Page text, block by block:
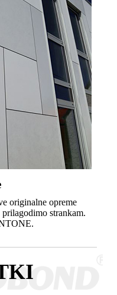
originalne opreme
strankam.